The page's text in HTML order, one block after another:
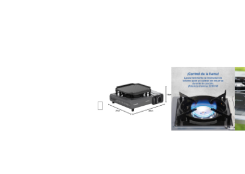
PREVIOUS